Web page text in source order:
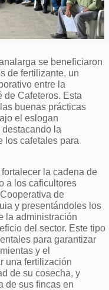
se beneficiaron
de fertilizante, un
entre la
de Cafeteros. Esta
buenas prácticas
el eslogan
destacando la
los cafetales para
la cadena de
a los caficultores
de
y presentándoles los
la administración
del sector. Este tipo
para garantizar
y el
una fertilización
de su cosecha, y
de sus fincas en